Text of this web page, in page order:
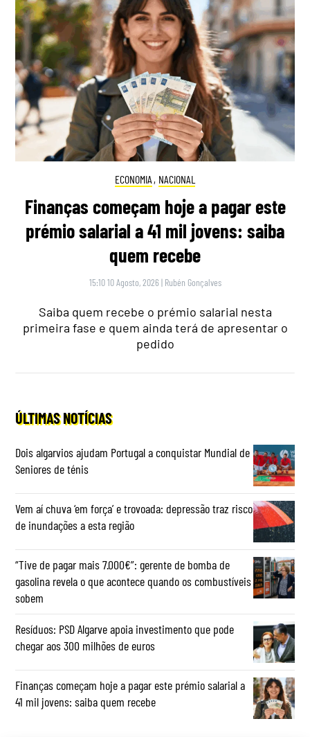
ECONOMIA , NACIONAL
Finanças começam hoje a pagar este
prémio salarial a 41 mil jovens: saiba
quem recebe
15:10 10 Agosto, 2026 | Rubén Gonçalves
Saiba quem recebe o prémio salarial nesta
primeira fase e quem ainda terá de apresentar o
pedido
ÚLTIMAS NOTÍCIAS
Dois algarvios ajudam Portugal a conquistar Mundial de
Seniores de ténis
Vem aí chuva ‘em força’ e trovoada: depressão traz risco
de inundações a esta região
“Tive de pagar mais 7.000€”: gerente de bomba de
gasolina revela o que acontece quando os combustíveis
sobem
Resíduos: PSD Algarve apoia investimento que pode
chegar aos 300 milhões de euros
Finanças começam hoje a pagar este prémio salarial a
41 mil jovens: saiba quem recebe